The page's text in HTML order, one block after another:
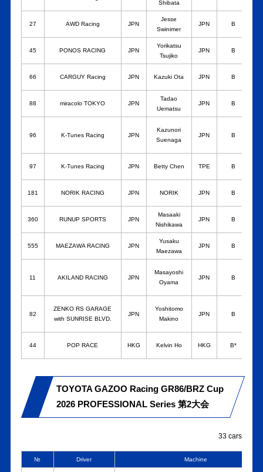
Shibata
27 AWD Racing JPN
Jesse
Swinimer
JPN
B
45 PONOS RACING JPN
Yorikatsu
Tsujiko
JPN
B
66 CARGUY Racing JPN Kazuki Ota JPN B
88 miracolo TOKYO JPN
Tadao
Uematsu
JPN
B
96 K-Tunes Racing JPN
Kazunori
Suenaga
JPN B
97 K-Tunes Racing JPN Betty Chen TPE B
181 NORIK RACING JPN NORIK JPN
B
360 RUNUP SPORTS JPN
Masaaki
Nishikawa
JPN B
555 MAEZAWA RACING JPN
Yusaku
Maezawa
JPN
B
11 AKILAND RACING JPN
Masayoshi
Oyama
JPN B
82
ZENKO RS GARAGE
with SUNRISE BLVD.
JPN
Yoshitomo
Makino
JPN B
44 POP RACE HKG Kelvin Ho HKG B*
TOYOTA GAZOO Racing GR86/BRZ Cup
2026 PROFESSIONAL Series 第2大会
33 cars
№ Driver Machine